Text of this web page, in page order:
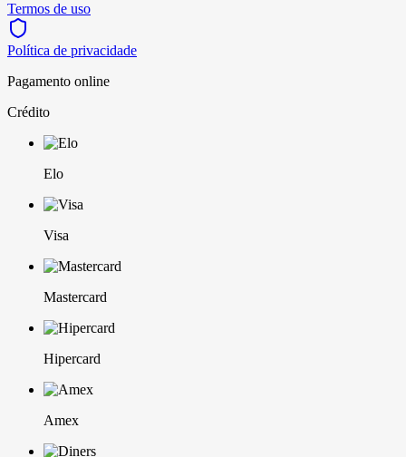
Termos de uso
Política de privacidade
Pagamento online
Crédito
Elo
Visa
Mastercard
Hipercard
Amex